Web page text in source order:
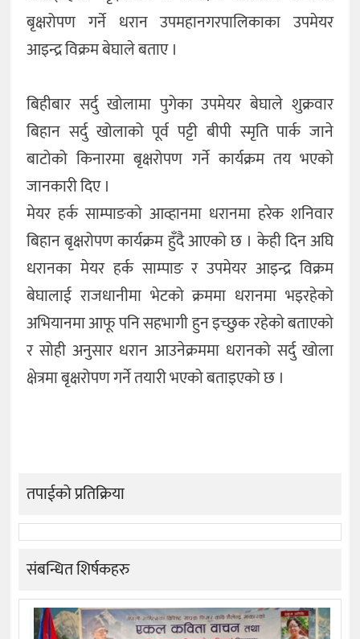
बृक्षरोपण गर्ने धरान उपमहानगरपालिकाका उपमेयर
आइन्द्र विक्रम बेघाले बताए ।
बिहीबार सर्दु खोलामा पुगेका उपमेयर बेघाले शुक्रवार
बिहान सर्दु खोलाको पूर्व पट्टी बीपी स्मृति पार्क जाने
बाटोको किनारमा बृक्षरोपण गर्ने कार्यक्रम तय भएको
जानकारी दिए ।
मेयर हर्क साम्पाङको आव्हानमा धरानमा हरेक शनिवार
बिहान बृक्षरोपण कार्यक्रम हुँदै आएको छ । केही दिन अघि
धरानका मेयर हर्क साम्पाङ र उपमेयर आइन्द्र विक्रम
बेघालाई राजधानीमा भेटको क्रममा धरानमा भइरहेको
अभियानमा आफू पनि सहभागी हुन इच्छुक रहेको बताएको
र सोही अनुसार धरान आउनेक्रममा धरानको सर्दु खोला
क्षेत्रमा बृक्षरोपण गर्ने तयारी भएको बताइएको छ ।
तपाईको प्रतिक्रिया
संबन्धित शिर्षकहरु